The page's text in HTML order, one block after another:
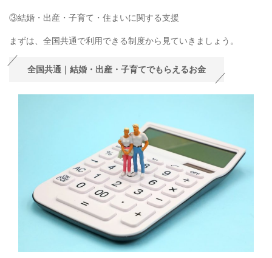
③結婚・出産・子育て・住まいに関する支援
まずは、全国共通で利用できる制度から見ていきましょう。
全国共通｜結婚・出産・子育てでもらえるお金